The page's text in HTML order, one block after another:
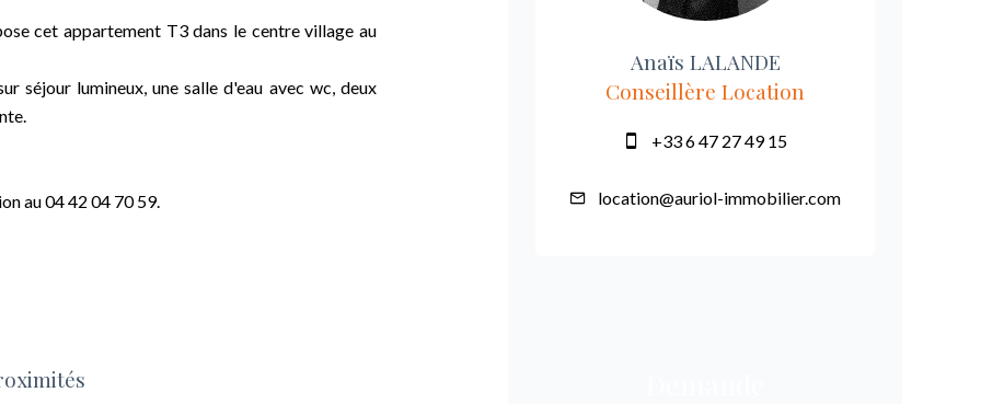
cet appartement T3 dans le centre village au
séjour lumineux, une salle d'eau avec wc, deux
au 04 42 04 70 59.
Anaïs LALANDE
Conseillère Location
+33 6 47 27 49 15
location@auriol-immobilier.com